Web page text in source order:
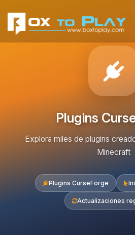
Plugins
Explora miles de plugins
Minecraft
Plugins CurseForge
Actualizaciones